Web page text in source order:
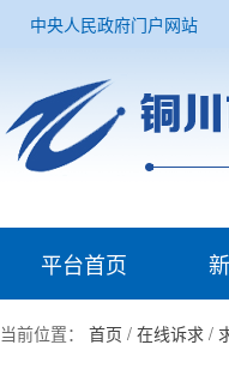
中央人民政府门户网站
平台首页
当前位置： 首页 / 在线诉求 /